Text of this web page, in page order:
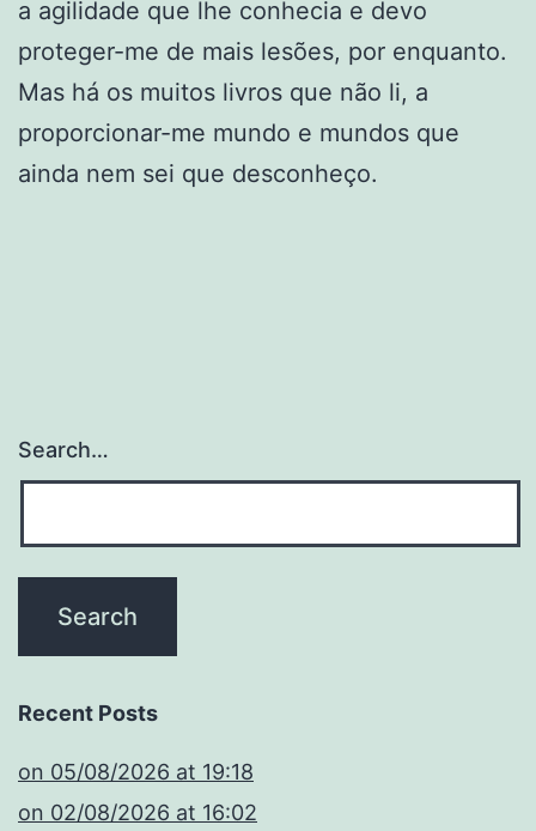
a agilidade que lhe conhecia e devo
proteger-me de mais lesões, por enquanto.
Mas há os muitos livros que não li, a
proporcionar-me mundo e mundos que
ainda nem sei que desconheço.
Search…
Recent Posts
​on 05/08/2026 at 19:18
​on 02/08/2026 at 16:02